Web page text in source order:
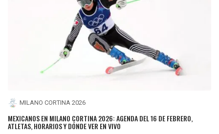
MILANO CORTINA 2026
MEXICANOS EN MILANO CORTINA 2026: AGENDA DEL 16 DE FEBRERO,
ATLETAS, HORARIOS Y DÓNDE VER EN VIVO